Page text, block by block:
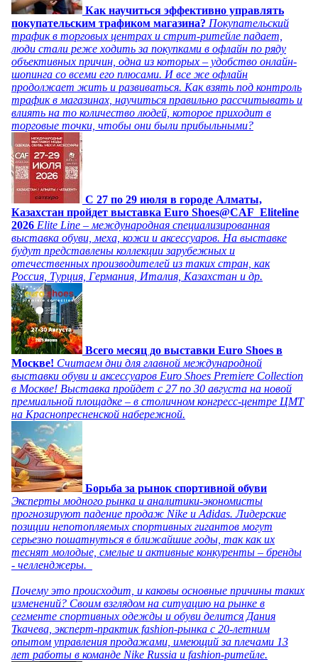
Как научиться эффективно управлять
покупательским трафиком магазина? Покупательский
трафик в торговых центрах и стрит-ритейле падает,
люди стали реже ходить за покупками в офлайн по ряду
объективных причин, одна из которых – удобство онлайн-
шопинга со всеми его плюсами. И все же офлайн
продолжает жить и развиваться. Как взять под контроль
трафик в магазинах, научиться правильно рассчитывать и
влиять на то количество людей, которое приходит в
торговые точки, чтобы они были прибыльными?
C 27 по 29 июля в городе Алматы,
Казахстан пройдет выставка Euro Shoes@CAF_Eliteline
2026 Elite Line – международная специализированная
выставка обуви, меха, кожи и аксессуаров. На выставке
будут представлены коллекции зарубежных и
отечественных производителей из таких стран, как
Россия, Турция, Германия, Италия, Казахстан и др.
Всего месяц до выставки Euro Shoes в
Москве! Считаем дни для главной международной
выставки обуви и аксессуаров Euro Shoes Premiere Collection
в Москве! Выставка пройдет с 27 по 30 августа на новой
премиальной площадке – в столичном конгресс-центре ЦМТ
на Краснопресненской набережной.
Борьба за рынок спортивной обуви
Эксперты модного рынка и аналитики-экономисты
прогнозируют падение продаж Nike и Adidas. Лидерские
позиции непотопляемых спортивных гигантов могут
серьезно пошатнуться в ближайшие годы, так как их
теснят молодые, смелые и активные конкуренты – бренды
- челленджеры.
Почему это происходит, и каковы основные причины таких
изменений? Своим взглядом на ситуацию на рынке в
сегменте спортивных одежды и обуви делится Дания
Ткачева, эксперт-практик fashion-рынка с 20-летним
опытом управления продажами, имеющий за плечами 13
лет работы в команде Nike Russia и fashion-ритейле.